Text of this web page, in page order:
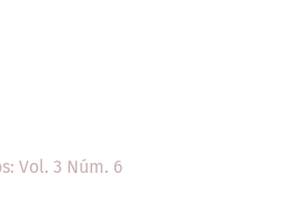
Vol. 3 Núm. 6